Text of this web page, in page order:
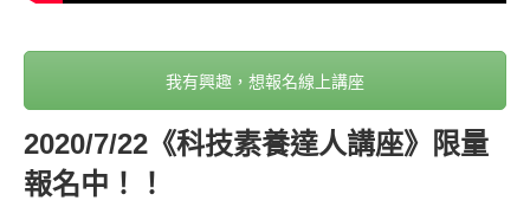
我有興趣，想報名線上講座
2020/7/22《科技素養達人講座》限量
報名中！！